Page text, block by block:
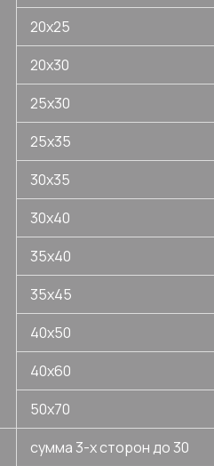
20х25
20х30
25х30
25х35
30х35
30х40
35х40
35х45
40х50
40х60
50х70
сумма 3-х сторон до 30